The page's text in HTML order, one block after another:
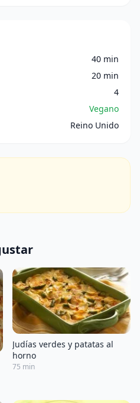
40 min
20 min
4
Vegano
Reino Unido
Judías verdes y patatas al
horno
75 min